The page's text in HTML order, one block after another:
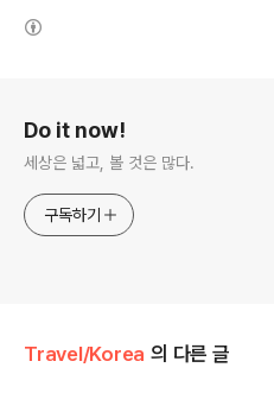
Do it now!
세상은 넓고, 볼 것은 많다.
구독하기
Travel/Korea 의 다른 글